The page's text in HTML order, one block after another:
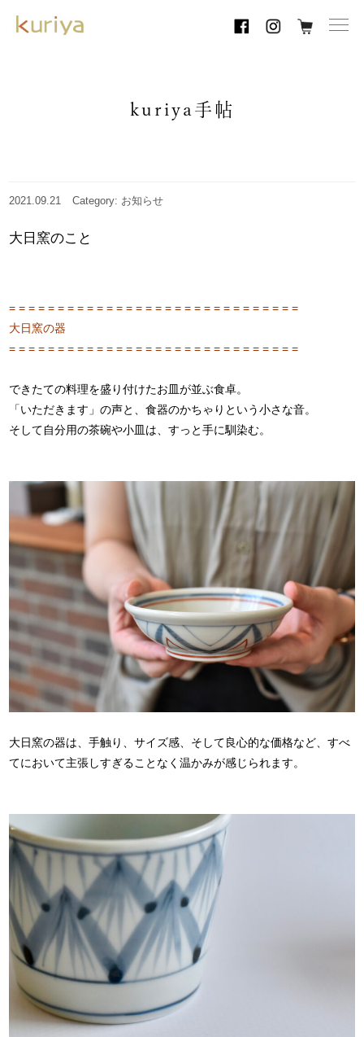
kuriya手帖
2021.09.21 Category: お知らせ
大日窯のこと
= = = = = = = = = = = = = = = = = = = = = = = = = = = = = =
大日窯の器
= = = = = = = = = = = = = = = = = = = = = = = = = = = = = =
できたての料理を盛り付けたお皿が並ぶ食卓。
「いただきます」の声と、食器のかちゃりという小さな音。
そして自分用の茶碗や小皿は、すっと手に馴染む。
大日窯の器は、手触り、サイズ感、そして良心的な価格など、すべ
てにおいて主張しすぎることなく温かみが感じられます。